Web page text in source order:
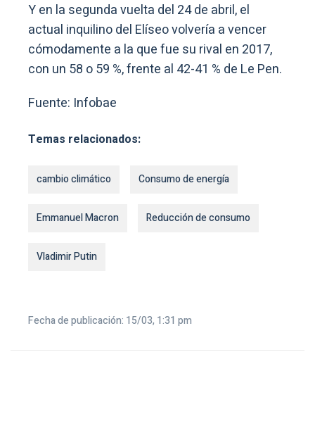
Y en la segunda vuelta del 24 de abril, el
actual inquilino del Elíseo volvería a vencer
cómodamente a la que fue su rival en 2017,
con un 58 o 59 %, frente al 42-41 % de Le Pen.
Fuente: Infobae
Temas relacionados:
cambio climático Consumo de energía
Emmanuel Macron Reducción de consumo
Vladimir Putin
Fecha de publicación: 15/03, 1:31 pm